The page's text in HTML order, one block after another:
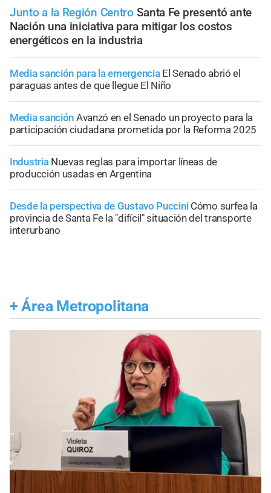
Junto a la Región Centro Santa Fe presentó ante
Nación una iniciativa para mitigar los costos
energéticos en la industria
Media sanción para la emergencia El Senado abrió el
paraguas antes de que llegue El Niño
Media sanción Avanzó en el Senado un proyecto para la
participación ciudadana prometida por la Reforma 2025
Industria Nuevas reglas para importar líneas de
producción usadas en Argentina
Desde la perspectiva de Gustavo Puccini Cómo surfea la
provincia de Santa Fe la "difícil" situación del transporte
interurbano
+ Área Metropolitana